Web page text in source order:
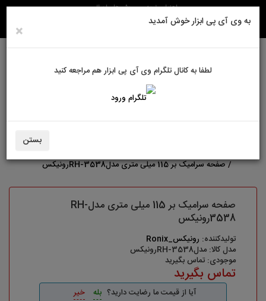
راهنمای خرید روش های ارسال
0
صفحه سرامیک بر 115 میلی متری مدلRH-3538رونیکس
صفحه سرامیک بر 115 میلی متری مدلRH-
3538رونیکس
تولیدکننده: رونیکس_Ronix
مدل کالا: مدلRH-3538رونیکس
موجودی: تماس بگیرید
تماس بگیرید
آیا از قیمت ما رضایت دارید؟ بله
خیر
به وی آی پی ابزار خوش آمدید
×
لطفا به کانال تلگرام وی آی پی ابزار هم مراجعه کنید
بستن